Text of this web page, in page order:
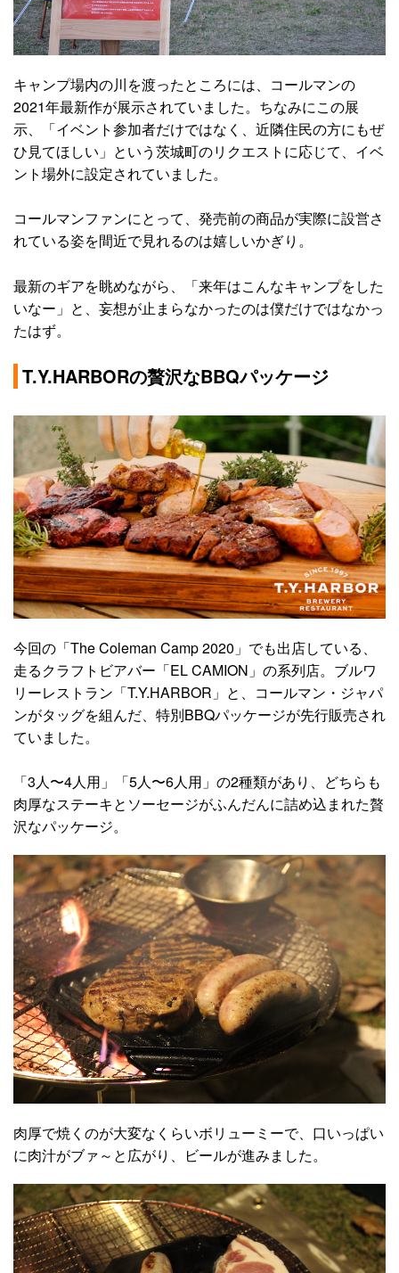
キャンプ場内の川を渡ったところには、コールマンの
2021年最新作が展示されていました。ちなみにこの展
示、「イベント参加者だけではなく、近隣住民の方にもぜ
ひ見てほしい」という茨城町のリクエストに応じて、イベ
ント場外に設定されていました。
コールマンファンにとって、発売前の商品が実際に設営さ
れている姿を間近で見れるのは嬉しいかぎり。
最新のギアを眺めながら、「来年はこんなキャンプをした
いなー」と、妄想が止まらなかったのは僕だけではなかっ
たはず。
T.Y.HARBORの贅沢なBBQパッケージ
今回の「The Coleman Camp 2020」でも出店している、
走るクラフトビアバー「EL CAMION」の系列店。ブルワ
リーレストラン「T.Y.HARBOR」と、コールマン・ジャパ
ンがタッグを組んだ、特別BBQパッケージが先行販売され
ていました。
「3人〜4人用」「5人〜6人用」の2種類があり、どちらも
肉厚なステーキとソーセージがふんだんに詰め込まれた贅
沢なパッケージ。
肉厚で焼くのが大変なくらいボリューミーで、口いっぱい
に肉汁がブァ～と広がり、ビールが進みました。